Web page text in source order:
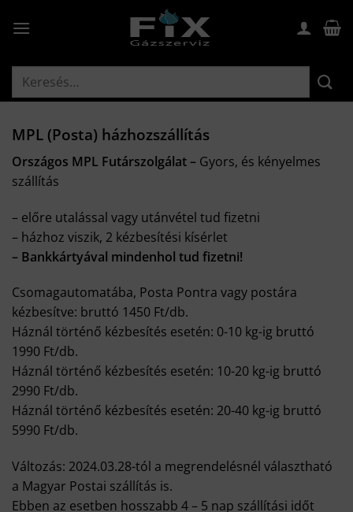
Keresés
MPL (Posta) házhozszállítás
Országos MPL Futárszolgálat – Gyors, és kényelmes
szállítás
– előre utalással vagy utánvétel tud fizetni
– házhoz viszik, 2 kézbesítési kísérlet
– Bankkártyával mindenhol tud fizetni!
Csomagautomatába, Posta Pontra vagy postára
kézbesítve: bruttó 1450 Ft/db.
Háznál történő kézbesítés esetén: 0-10 kg-ig bruttó
1990 Ft/db.
Háznál történő kézbesítés esetén: 10-20 kg-ig bruttó
2990 Ft/db.
Háznál történő kézbesítés esetén: 20-40 kg-ig bruttó
5990 Ft/db.
Változás: 2024.03.28-tól a megrendelésnél választható
a Magyar Postai szállítás is.
Ebben az esetben hosszabb 4 – 5 nap szállítási időt